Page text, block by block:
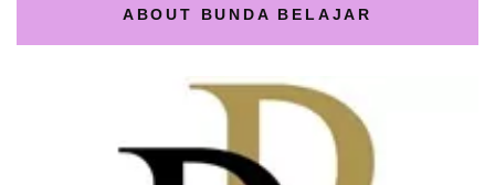
ABOUT BUNDA BELAJAR